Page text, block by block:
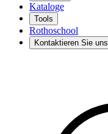
Kataloge
Tools
Rothoschool
Kontaktieren Sie uns